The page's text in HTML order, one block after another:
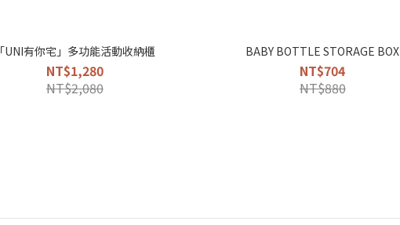
「UNI有你宅」多功能活動收納櫃
NT$1,280
NT$2,080
BABY BOTTLE STORAGE BOX
NT$704
NT$880